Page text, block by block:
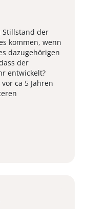
Stillstand der
kommen, wenn
dazugehörigen
der
entwickelt?
ca 5 Jahren